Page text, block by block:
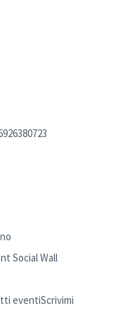
Social Wall
eventiScrivimi